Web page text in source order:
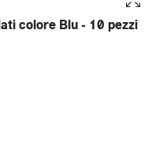
colore Blu - 10 pezzi